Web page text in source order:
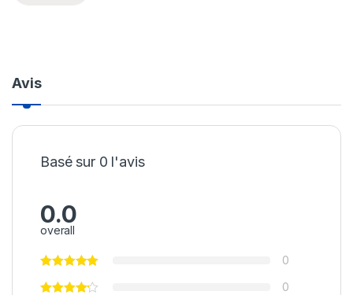
Avis
Basé sur 0 l'avis
0.0
overall
0
0